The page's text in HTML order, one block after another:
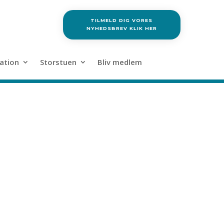
TILMELD DIG VORES
NYHEDSBREV KLIK HER
Storstuen Bliv medlem